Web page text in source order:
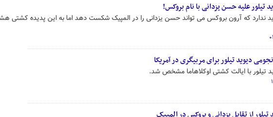
تیلور علیه حسن یزدانی با نام بروکس!
ندارد که آرون بروکس می تواند حسن یزدانی را در المپیک شکست دهد اما به این پدیده کشتی
دیوید تیلور برای مربیگری در آمریکا
تیلور با ایالت کشتی اوکلاهاما مشخص شد.